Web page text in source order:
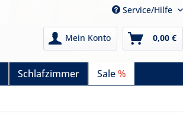
Service/Hilfe
Mein Konto 0,00 €
Schlafzimmer Sale%